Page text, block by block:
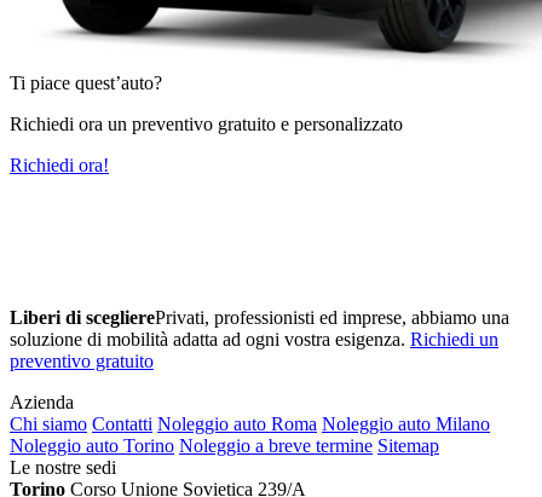
Ti piace quest’auto?
Richiedi ora un preventivo gratuito e personalizzato
Richiedi ora!
Liberi di sceglierePrivati, professionisti ed imprese, abbiamo una
soluzione di mobilità adatta ad ogni vostra esigenza. Richiedi un
preventivo gratuito
Azienda
Chi siamo Contatti Noleggio auto Roma Noleggio auto Milano
Noleggio auto Torino Noleggio a breve termine Sitemap
Le nostre sedi
Torino Corso Unione Sovietica 239/A